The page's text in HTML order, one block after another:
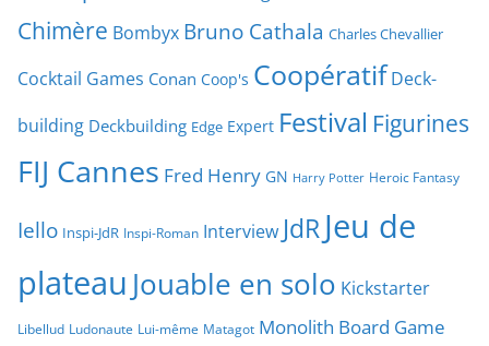
Chimère Bombyx Bruno Cathala Charles Chevallier
Cocktail Games Conan Coop's Coopératif Deck-
building Deckbuilding Edge Expert Festival Figurines
FIJ Cannes Fred Henry GN Harry Potter Heroic Fantasy
Iello Inspi-JdR Inspi-Roman Interview JdRJeu de
plateau Jouable en solo Kickstarter
Libellud Ludonaute Lui-même Matagot Monolith Board Game